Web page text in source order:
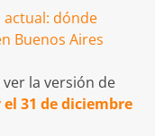
la versión de
31 de diciembre